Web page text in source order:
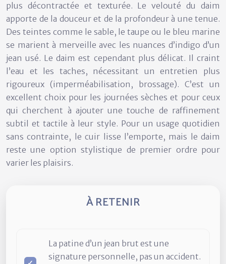
plus décontractée et texturée. Le velouté du daim
apporte de la douceur et de la profondeur à une tenue.
Des teintes comme le sable, le taupe ou le bleu marine
se marient à merveille avec les nuances d’indigo d’un
jean usé. Le daim est cependant plus délicat. Il craint
l’eau et les taches, nécessitant un entretien plus
rigoureux (imperméabilisation, brossage). C’est un
excellent choix pour les journées sèches et pour ceux
qui cherchent à ajouter une touche de raffinement
subtil et tactile à leur style. Pour un usage quotidien
sans contrainte, le cuir lisse l’emporte, mais le daim
reste une option stylistique de premier ordre pour
varier les plaisirs.
À RETENIR
La patine d’un jean brut est une
signature personnelle, pas un accident.